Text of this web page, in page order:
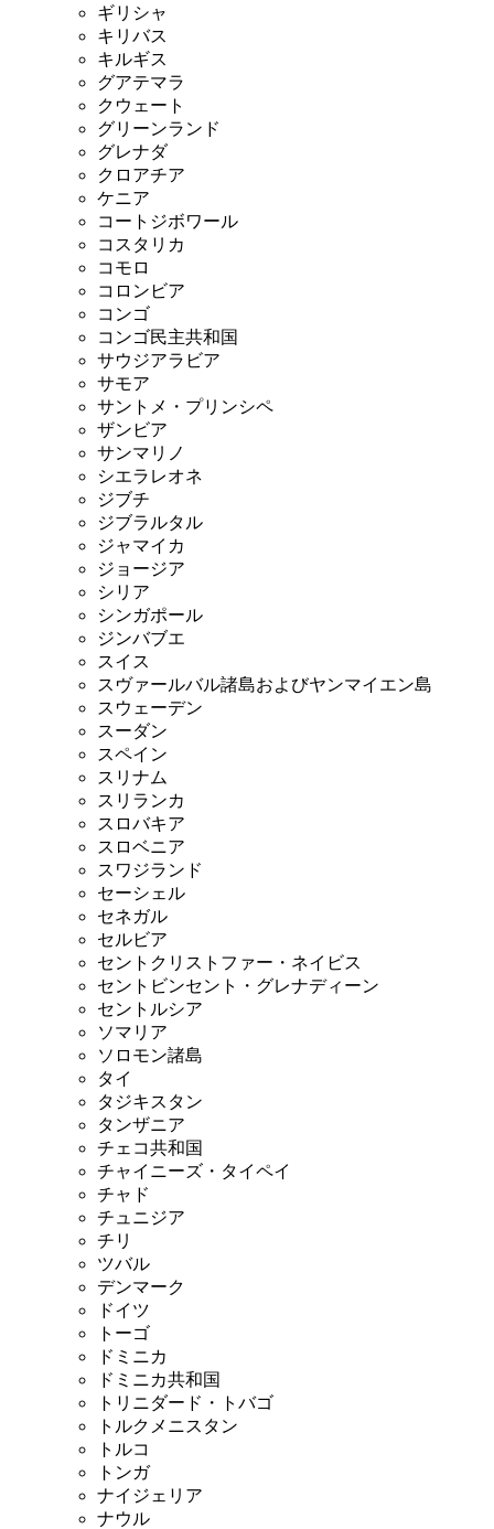
ギリシャ
キリバス
キルギス
グアテマラ
クウェート
グリーンランド
グレナダ
クロアチア
ケニア
コートジボワール
コスタリカ
コモロ
コロンビア
コンゴ
コンゴ民主共和国
サウジアラビア
サモア
サントメ・プリンシペ
ザンビア
サンマリノ
シエラレオネ
ジブチ
ジブラルタル
ジャマイカ
ジョージア
シリア
シンガポール
ジンバブエ
スイス
スヴァールバル諸島およびヤンマイエン島
スウェーデン
スーダン
スペイン
スリナム
スリランカ
スロバキア
スロベニア
スワジランド
セーシェル
セネガル
セルビア
セントクリストファー・ネイビス
セントビンセント・グレナディーン
セントルシア
ソマリア
ソロモン諸島
タイ
タジキスタン
タンザニア
チェコ共和国
チャイニーズ・タイペイ
チャド
チュニジア
チリ
ツバル
デンマーク
ドイツ
トーゴ
ドミニカ
ドミニカ共和国
トリニダード・トバゴ
トルクメニスタン
トルコ
トンガ
ナイジェリア
ナウル